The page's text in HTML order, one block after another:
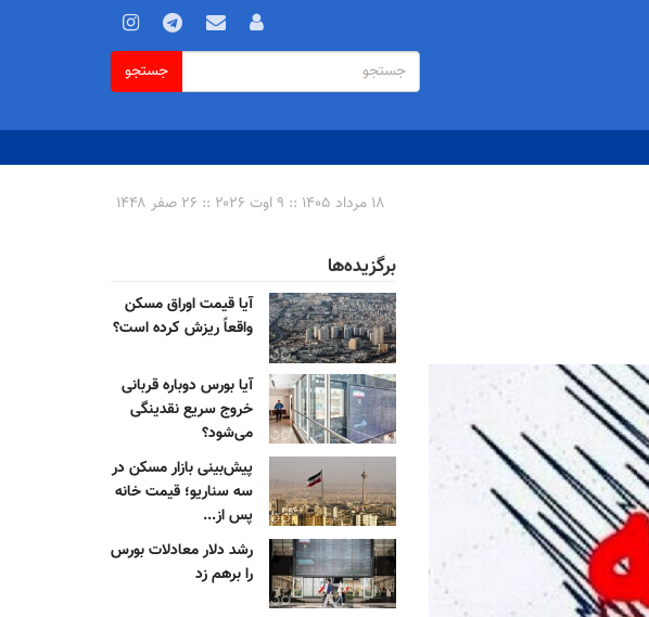
فرم
جستجو
جستجو
۱۸ مرداد ۱۴۰۵ :: ۹ اوت ۲۰۲۶ :: ۲۶ صفر ۱۴۴۸
برگزیده‌ها
آیا قیمت اوراق مسکن
واقعاً ریزش کرده است؟
آیا بورس دوباره قربانی
خروج سریع نقدینگی
می‌شود؟
پیش‌بینی بازار مسکن در
سه سناریو؛ قیمت خانه
پس از...
رشد دلار معادلات بورس
را برهم زد